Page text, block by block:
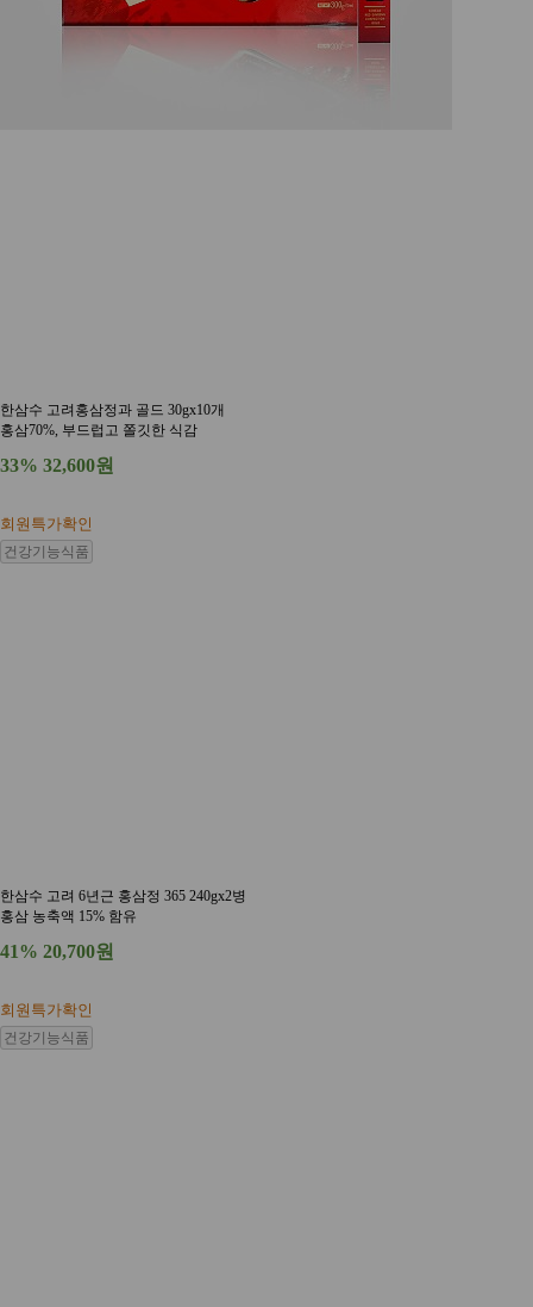
한삼수 고려홍삼정과 골드 30gx10개
홍삼70%, 부드럽고 쫄깃한 식감
33% 32,600원
회원특가확인
건강기능식품
한삼수 고려 6년근 홍삼정 365 240gx2병
홍삼 농축액 15% 함유
41% 20,700원
회원특가확인
건강기능식품